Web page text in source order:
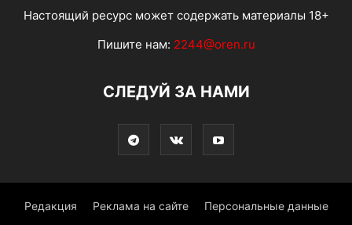
Настоящий ресурс может содержать материалы 18+
Пишите нам: 2244@oren.ru
СЛЕДУЙ ЗА НАМИ
Редакция Реклама на сайте Персональные данные